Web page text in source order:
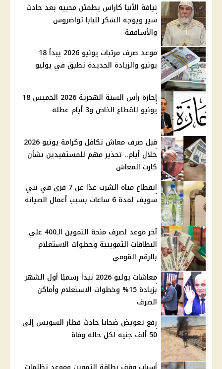
نيافة الأنبا كاراس يطمئن محبيه بعد حادث
سير ويوجه الشكر للبابا تواضروس
والأساقفة
موعد صرف مرتبات يونيو 2026 يبدأ 18
يونيو والزيادة الجديدة تطبق في يوليو
إجازة رأس السنة الهجرية 2026 الخميس 18
يونيو للقطاع الخاص و3 أيام عطلة
قبل صرف معاش تكافل وكرامة يونيو 2026
خلال أيام.. تحذير مهم للمستفيدين بشأن
كارت المعاش
انقطاع مياه الشرب غدًا عن 7 قرى في بني
سويف لمدة 6 ساعات بسبب أعمال الصيانة
آخر موعد لصرف منحة التموين الـ400 علي
البطاقات التموينية وخطوات الاستعلام
بالرقم القومي
معاشات يوليو 2026 تبدأ رسميًا أول الشهر
بزيادة 15% وخطوات الاستعلام وأماكن
الصرف
رفع تعويض ضحايا حادث قطار السويس إلى
50 ألف جنيه لكل حالة وفاة